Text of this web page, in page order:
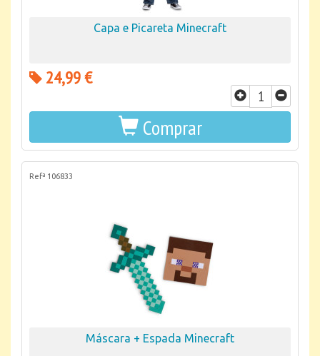
Capa e Picareta Minecraft
24,99 €
Comprar
Refª 106833
Máscara + Espada Minecraft